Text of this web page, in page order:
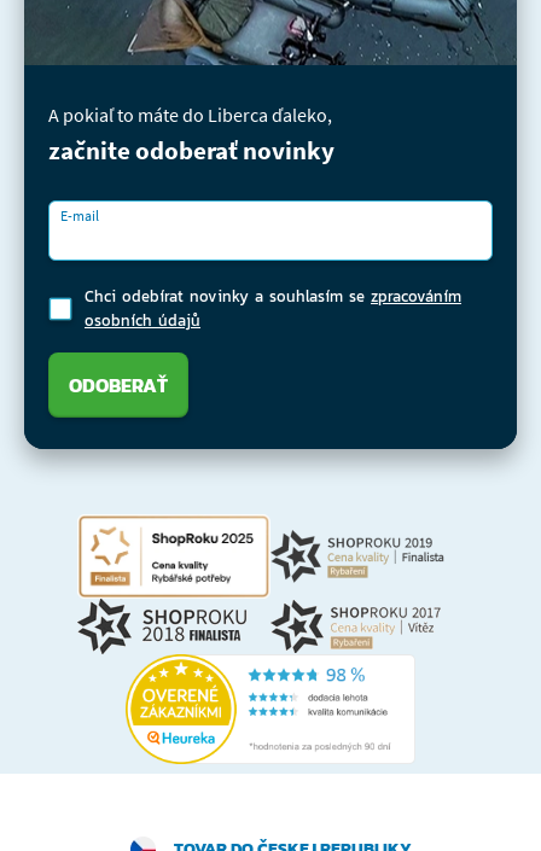
A pokiaľ to máte do Liberca ďaleko,
začnite odoberať novinky
E-mail
Chci odebírat novinky a souhlasím se zpracováním
osobních údajů
ODOBERAŤ